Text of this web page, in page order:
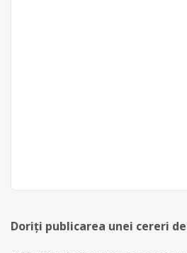
Doriți publicarea unei cereri